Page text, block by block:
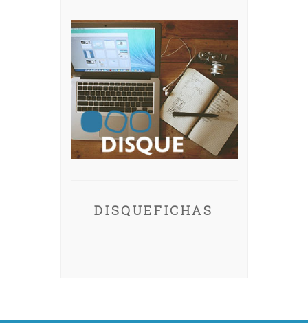
DISQUEFICHAS